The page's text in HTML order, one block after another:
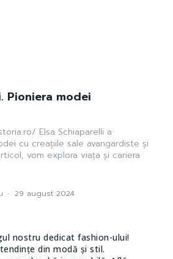
Pioniera modei
a
cu creațiile sale avangardiste și
vom explora viața și cariera
- 29 august 2024
nostru dedicat fashion-ului!
din modă și stil.